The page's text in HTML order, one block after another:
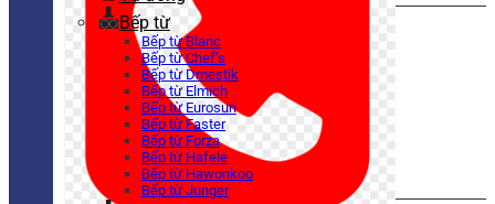
Bếp từ
Bếp từ Blanc
Bếp từ Chef’s
Bếp từ Dmestik
Bếp từ Elmich
Bếp từ Eurosun
Bếp từ Faster
Bếp từ Forza
Bếp từ Hafele
Bếp từ Hawonkoo
Bếp từ Junger